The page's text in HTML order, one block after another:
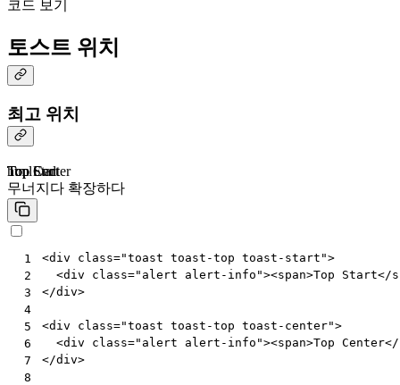
코드 보기
토스트 위치
최고 위치
Top Start
Top Center
Top End
html
무너지다 확장하다
1
2
3
4
5
6
7
8
<div class="toast toast-top toast-start">
<div class="alert alert-info"><span>Top Start</
</div>
<div class="toast toast-top toast-center">
<div class="alert alert-info"><span>Top Center</
</div>